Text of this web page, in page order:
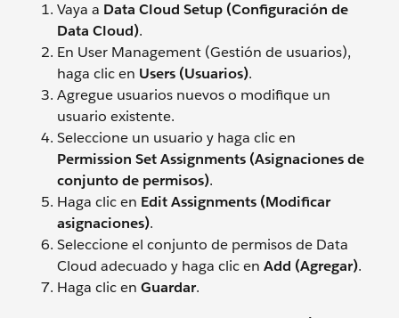
Vaya a Data Cloud Setup (Configuración de
Data Cloud).
En User Management (Gestión de usuarios),
haga clic en Users (Usuarios).
Agregue usuarios nuevos o modifique un
usuario existente.
Seleccione un usuario y haga clic en
Permission Set Assignments (Asignaciones de
conjunto de permisos).
Haga clic en Edit Assignments (Modificar
asignaciones).
Seleccione el conjunto de permisos de Data
Cloud adecuado y haga clic en Add (Agregar).
Haga clic en Guardar.